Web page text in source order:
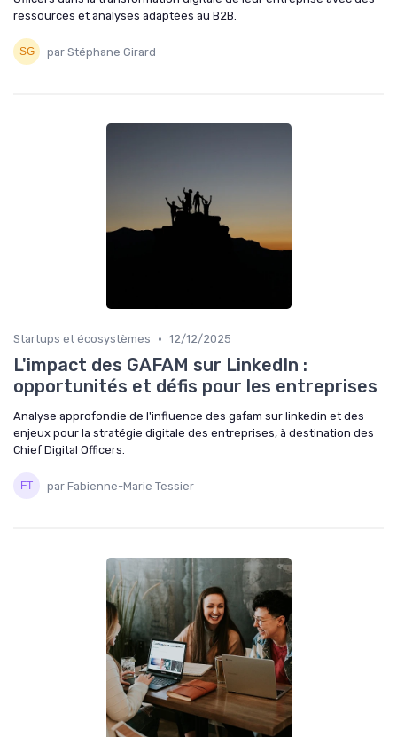
ressources et analyses adaptées au B2B.
par Stéphane Girard
Startups et écosystèmes • 12/12/2025
L'impact des GAFAM sur LinkedIn :
opportunités et défis pour les entreprises
Analyse approfondie de l'influence des gafam sur linkedin et des
enjeux pour la stratégie digitale des entreprises, à destination des
Chief Digital Officers.
par Fabienne-Marie Tessier